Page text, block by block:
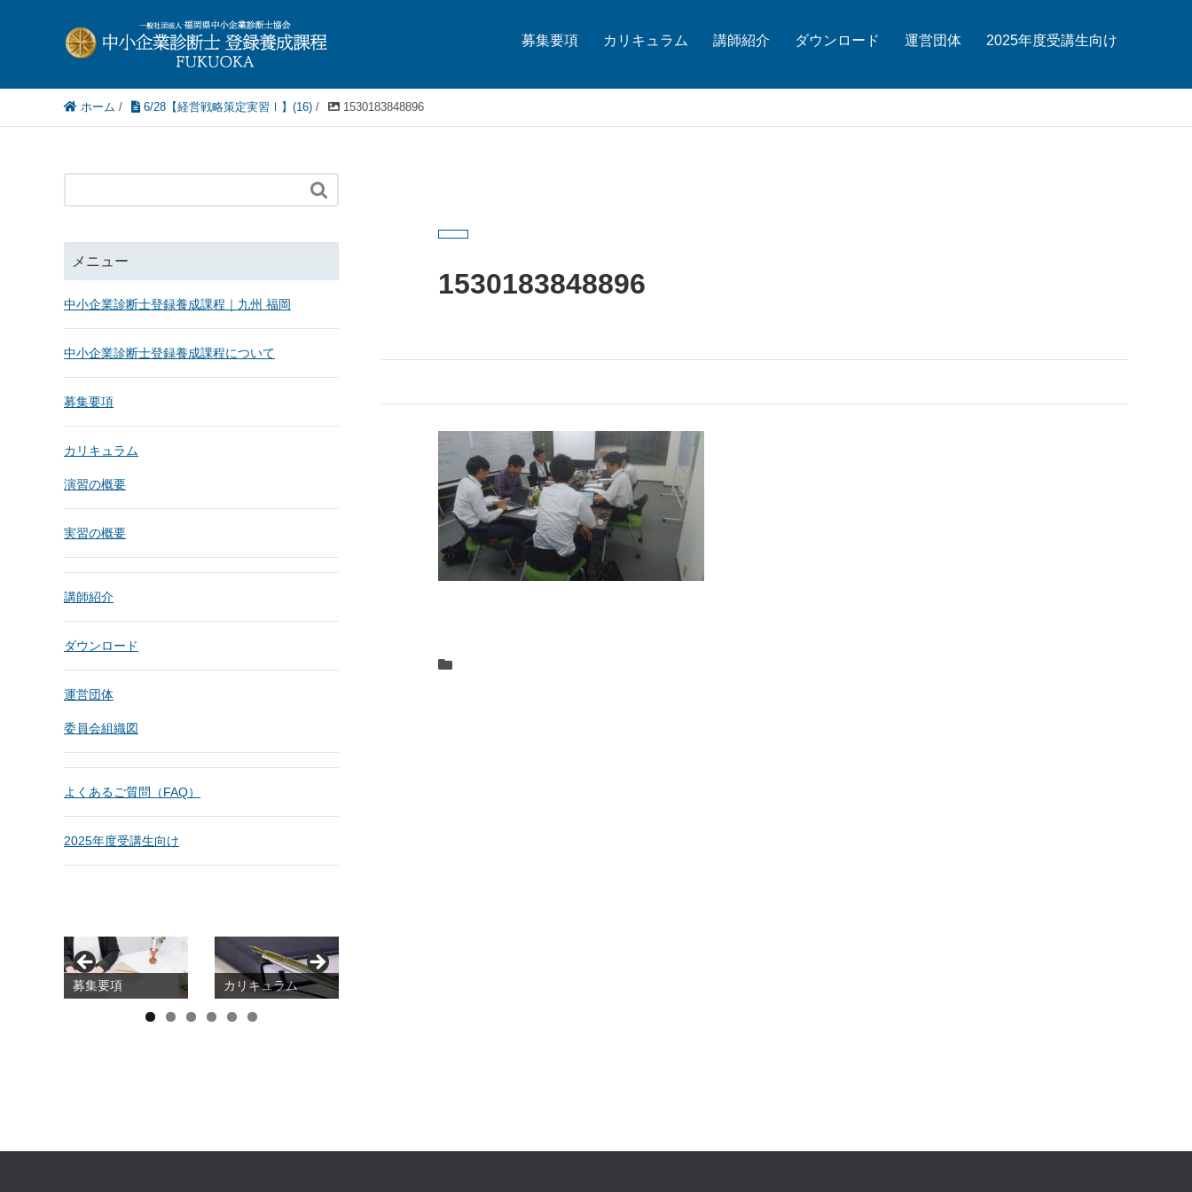
募集要項 カリキュラム 講師紹介 ダウンロード 運営団体 2025年度受講生向け
ホーム / 6/28【経営戦略策定実習Ⅰ】(16) / 1530183848896
1530183848896

メニュー
中小企業診断士登録養成課程｜九州 福岡
中小企業診断士登録養成課程について
募集要項
カリキュラム
演習の概要
実習の概要
講師紹介
ダウンロード
運営団体
委員会組織図
よくあるご質問（FAQ）
2025年度受講生向け
募集要項 カリキュラム